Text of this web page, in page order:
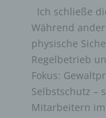
Ich schließe
Während
physische
Regelbetrieb
Fokus:
Selbstschutz –
Mitarbeitern